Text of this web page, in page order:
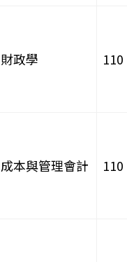
財政學 110
成本與管理會計 110